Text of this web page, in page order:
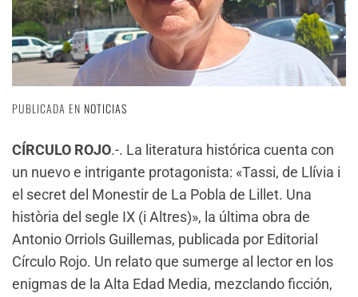
PUBLICADA EN NOTICIAS
CÍRCULO ROJO.-. La literatura histórica cuenta con
un nuevo e intrigante protagonista: «Tassi, de Llívia i
el secret del Monestir de La Pobla de Lillet. Una
història del segle IX (i Altres)», la última obra de
Antonio Orriols Guillemas, publicada por Editorial
Círculo Rojo. Un relato que sumerge al lector en los
enigmas de la Alta Edad Media, mezclando ficción,